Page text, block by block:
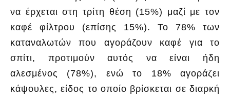
να έρχεται στη τρίτη θέση (15%) μαζί με τον
καφέ φίλτρου (επίσης 15%). Το 78% των
καταναλωτών που αγοράζουν καφέ για το
σπίτι, προτιμούν αυτός να είναι ήδη
αλεσμένος (78%), ενώ το 18% αγοράζει
κάψουλες, είδος το οποίο βρίσκεται σε διαρκή